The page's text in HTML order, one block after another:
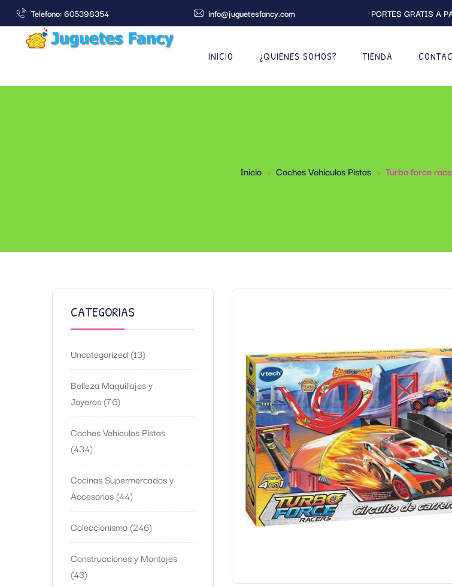
Telefono: 605398354 info@juguetesfancy.com PORTES GRATIS A
INICIO ¿QUIENES SOMOS? TIENDA
Inicio Coches Vehiculos Pistas Turbo force
CATEGORIAS
Uncategorized 13
Belleza Maquillajes y
Joyeros 76
Coches Vehiculos Pistas
434
Cocinas Supermercados y
Accesorios 44
Coleccionismo 246
Construcciones y Montajes
43